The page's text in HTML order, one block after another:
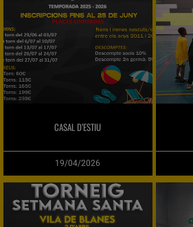
CASAL D’ESTIU
19/04/2026